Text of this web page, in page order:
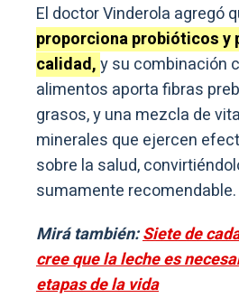
El doctor Vinderola agregó
proporciona probióticos y
calidad,y su combinación
alimentos aporta fibras
grasos, y una mezcla de
minerales que ejercen
sobre la salud,
sumamente recomendable.
Mirá también:Siete de
cree que la leche es
etapas de la vida